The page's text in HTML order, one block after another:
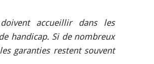
accueillir dans les
handicap. Si de nombreux
garanties restent souvent